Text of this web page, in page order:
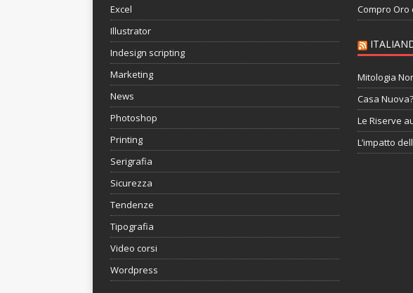
Excel
Illustrator
Indesign scripting
Marketing
News
Photoshop
Printing
Serigrafia
Sicurezza
Tendenze
Tipografia
Video corsi
Wordpress
Compro Oro
Mitologia
Casa
Le Riserve
L’impatto